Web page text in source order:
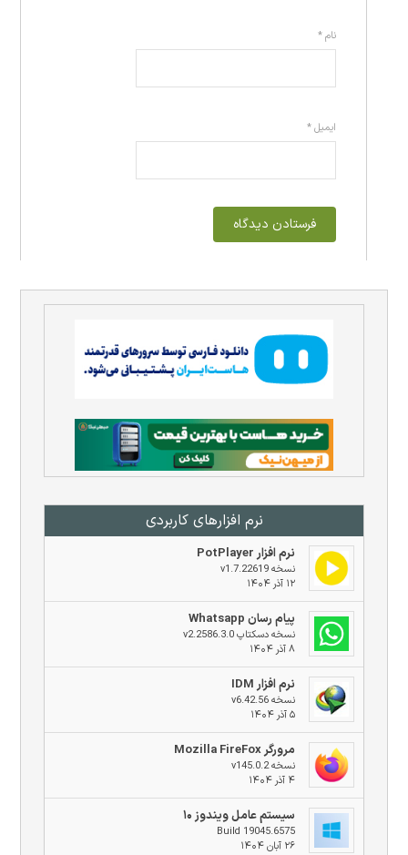
نرم افزار‌های کاربردی
نرم افزار PotPlayer
نسخه v1.7.22619
۱۲ آذر ۱۴۰۴
پیام رسان Whatsapp
نسخه دسکتاپ v2.2586.3.0
۸ آذر ۱۴۰۴
نرم افزار IDM
نسخه v6.42.56
۵ آذر ۱۴۰۴
مرورگر Mozilla FireFox
نسخه v145.0.2
۴ آذر ۱۴۰۴
سیستم عامل ویندوز ۱۰
Build 19045.6575
۲۶ آبان ۱۴۰۴
نام*
ایمیل*